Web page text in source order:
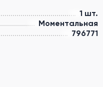
1 шт.
Моментальная
796771